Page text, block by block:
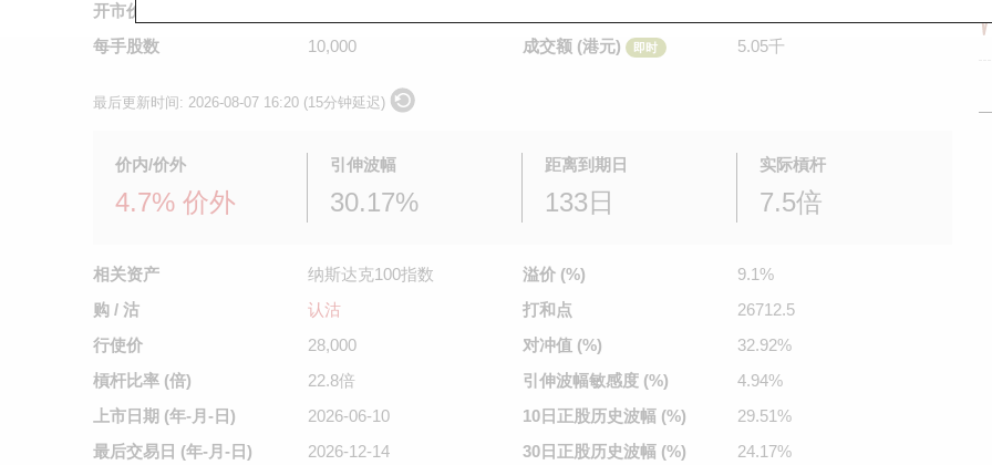
开市价
每手股数
10,000
成交额 (港元)
即时 5.05千
最后更新时间: 2026-08-07 16:20 (15分钟延迟)
价内/价外
4.7% 价外
引伸波幅
30.17%
距离到期日
133日
实际槓杆
7.5倍
相关资产
纳斯达克100指数
购 / 沽
认沽
行使价
28,000
槓杆比率 (倍)
22.8倍
上市日期 (年-月-日)
2026-06-10
最后交易日 (年-月-日)
2026-12-14
溢价 (%)
9.1%
打和点
26712.5
对冲值 (%)
32.92%
引伸波幅敏感度 (%)
4.94%
10日正股历史波幅 (%)
29.51%
30日正股历史波幅 (%)
24.17%